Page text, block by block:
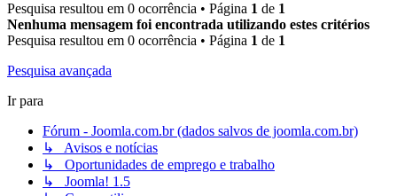
Pesquisa resultou em 0 ocorrência • Página 1 de 1
Nenhuma mensagem foi encontrada utilizando estes critérios
Pesquisa resultou em 0 ocorrência • Página 1 de 1
Pesquisa avançada
Ir para
Fórum - Joomla.com.br (dados salvos de joomla.com.br)
↳ Avisos e notícias
↳ Oportunidades de emprego e trabalho
↳ Joomla! 1.5